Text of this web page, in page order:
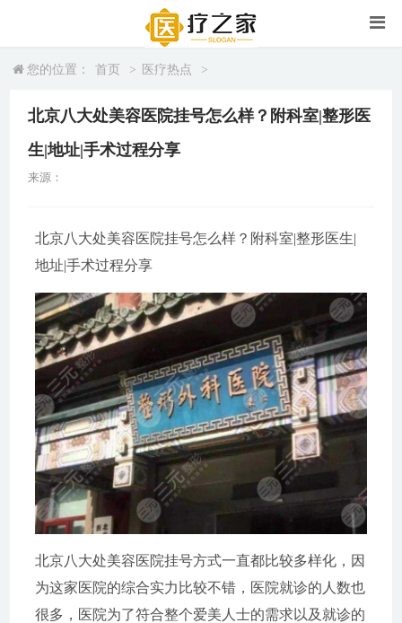
您的位置： 首页 > 医疗热点 >
北京八大处美容医院挂号怎么样？附科室|整形医
生|地址|手术过程分享
来源：
北京八大处美容医院挂号怎么样？附科室|整形医生|
地址|手术过程分享
北京八大处美容医院挂号方式一直都比较多样化，因
为这家医院的综合实力比较不错，医院就诊的人数也
很多，医院为了符合整个爱美人士的需求以及就诊的